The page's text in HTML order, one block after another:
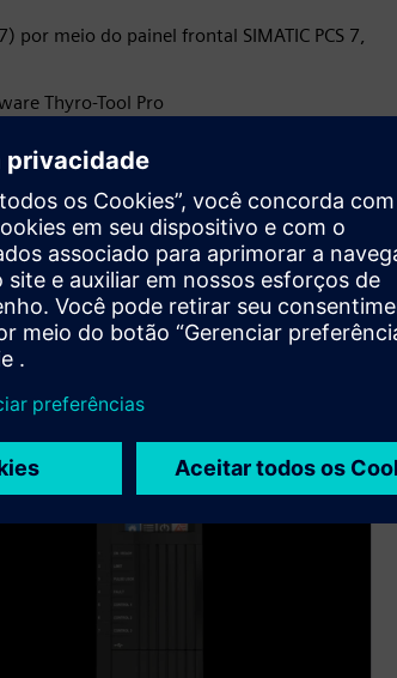
por meio do painel frontal SIMATIC PCS 7,
Thyro-Tool Pro
o controle e o consumo de